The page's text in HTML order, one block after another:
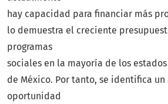
hay capacidad para financiar más
lo demuestra el creciente
programas
sociales en la mayoría de los
de México. Por tanto, se identifica un
oportunidad